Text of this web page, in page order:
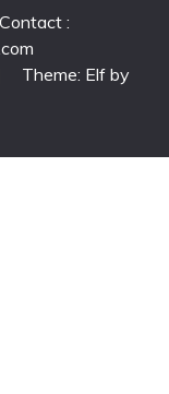
:
Theme: Elf by